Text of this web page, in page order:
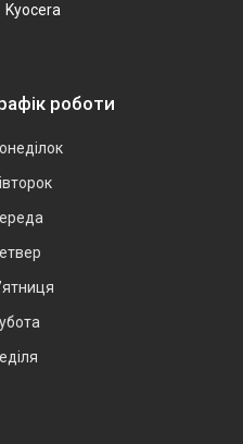
Kyocera
роботи